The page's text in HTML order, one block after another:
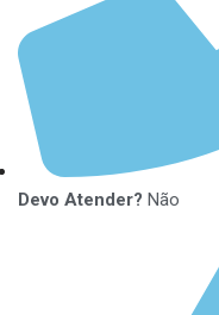
Devo Atender? Não